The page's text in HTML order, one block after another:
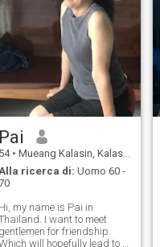
Pai
54 • Mueang Kalasin, Kalasin, Thailandia
ricerca di: Uomo 60 -
Hi, my name is Pai in
I want to meet
gentlemen for friendship.
will hopefully lead to a